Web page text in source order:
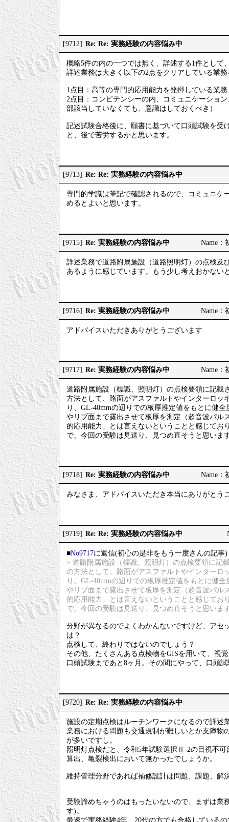
[9712] Re: Re: 実務経験の内容悩み中
概略5件の内の一つでは無く、詳述する1件とし
詳述業務は大きく以下の2点をクリアしている業
1点目：高等の専門的応用能力を発揮している業務
2点目：コンピテンシーの内、コミュニケーショ
部該当していなくても、意識はしておくべき）
記述試験合格後に、願書に基づいて口頭試験を受
と、後で苦労するかと思います。
[9713] Re: Re: 実務経験の内容悩み中
専門的学識は筆記で確認されるので、コミュニケ
めるとよいと思います。
[9715] Re: 実務経験の内容悩み中 Name：
詳述業務で道路附属施設（道路照明灯）の点検及
あるように感じています。もう少し考えおかない
[9716] Re: 実務経験の内容悩み中 Name：
アドバイスいただきありがとうございます
[9717] Re: 実務経験の内容悩み中 Name：
道路附属施設（標識、照明灯）の点検要領に記載
方法として、路面がアスファルトやインターロッ
り、GL-40mmの辺りでの板厚推定値をもとに健
やリブ面まで露出させて板厚を測定（超音波パル
的応用能力」とは言えないということと感じて
で、今回の受験は見送り、見つめ直そうと思いま
[9718] Re: 実務経験の内容悩み中 Name：
みなさま、アドバイスいただき本当にありがとう
[9719] Re: Re: 実務経験の内容悩み中
■No9717に返信(初心の是非をもう一度さんの記事)
> 道路附属施設（標識、照明灯）の点検要領に記
の方法として、路面がアスファルトやインターロ
り、GL-40mmの辺りでの板厚推定値をもとに健
やリブ面まで露出させて板厚を測定（超音波パル
的応用能力」とは言えないということと感じて
で、今回の受験は見送り、見つめ直そうと思いま
分野が異なるのでよくわかんないですけど、アセ
は？
点検して、終わりではないのでしょう？
その他、たくさんある点検物をGISを用いて、視
口頭試験まであと8ヶ月。その間にやって、口頭
[9720] Re: Re: 実務経験の内容悩み中
施設の定期点検はルーチンワークになるので詳述
業務における問題も交通規制が難しいとか支障物
が多いですし。
照明灯点検だと、令和5年試験選択Ⅱ-2の目視不
算出、亀裂検出において無かったでしょうか。
維持管理分野であれば補修設計は問題、課題、解
受験諦めちゃうのはもったいないので、まずは業
す)。
最速で実務経験4年、20代の方でも合格している